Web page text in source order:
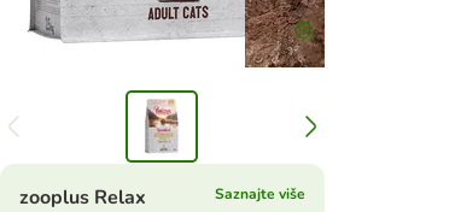
zooplus Relax
Saznajte više